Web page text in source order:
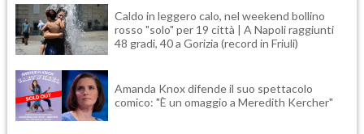
Caldo in leggero calo, nel weekend bollino
rosso "solo" per 19 città | A Napoli raggiunti
48 gradi, 40 a Gorizia (record in Friuli)
Amanda Knox difende il suo spettacolo
comico: "È un omaggio a Meredith Kercher"